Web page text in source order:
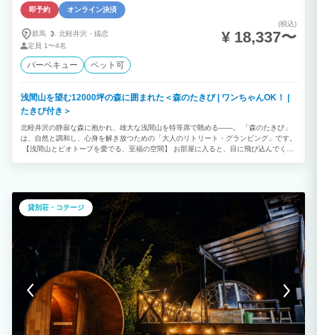
即予約 オンライン決済
群馬 北軽井沢・ 嬬恋
定員 1〜4名
(税込)
¥ 18,337〜
バーベキュー ペット可
浅間山を望む12000坪の森に囲まれた＜森のたきび | ワンちゃんOK！ |
たきび付き＞
北軽井沢の静寂な森に抱かれ、雄大な浅間山を特等席で眺める――。 「森のたきび」
は、自然と調和し、心身を解き放つための「大人のリトリート・グランピング」です。
【浅間山とビオトープを愛でる、至福の空間】 お部屋に入ると、目に飛び込んでくる
トープ越しに浅間山が最も美しく見える高さにこだわって配置されています。 【揺ら
ぐ炎に癒やされる「焚き火」のひととき】 「森のたきび」の名にふさわしく、ご宿泊
のお客様には焚き火セットをサービス。1階の前庭で、薪がぜる音を聞きながら、大切
な人と静かな対話を楽しむ。そんな何もしない贅沢がここにあります。 【愛犬と共
に、上質な森の暮らしを】 大切な家族であるワンちゃん（1頭1泊5,500円）とのご宿
泊も大歓迎です。2階には開閉式の屋根付きデッキがあり、夏の日差しから守られなが
ら、夜には満天の星空を一緒に見上げることも。自然の一部として過ごす、穏やかな休
日を分かち合ってください。 ■ 充実の設備とオプション ・お部屋： ダブルベッド2
台、バスタブ、トイレ、洗面台、エアコン、冷蔵庫、電子レンジ、ドライヤー完備。
・食の愉しみ： キッチンはありませんが、水屋をご利用いただけます。有料でイベリ
コ豚のしゃぶしゃぶディナーやBBQ機材セットの貸出も承ります。 ・癒やしの体験：
本格的なテントサウナ（11,000円）や、冬の温もりを感じる薪ストーブもご用意して
おります。 ■ 訪れる皆さまへのお願い 当館は自然観察やリトリート（自分を見つめ直
す時間）を大切にする静かな施設です。 ・22時以降は「キャンドルタイム」。静寂と
貸別荘・コテージ